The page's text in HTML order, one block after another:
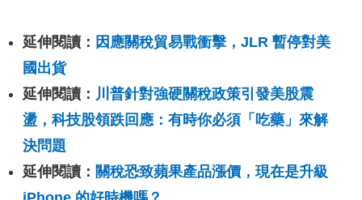
延伸閱讀： 因應關稅貿易戰衝擊，JLR 暫停對美
國出貨
延伸閱讀： 川普針對強硬關稅政策引發美股震
盪，科技股領跌回應：有時你必須「吃藥」來解
決問題
延伸閱讀： 關稅恐致蘋果產品漲價，現在是升級